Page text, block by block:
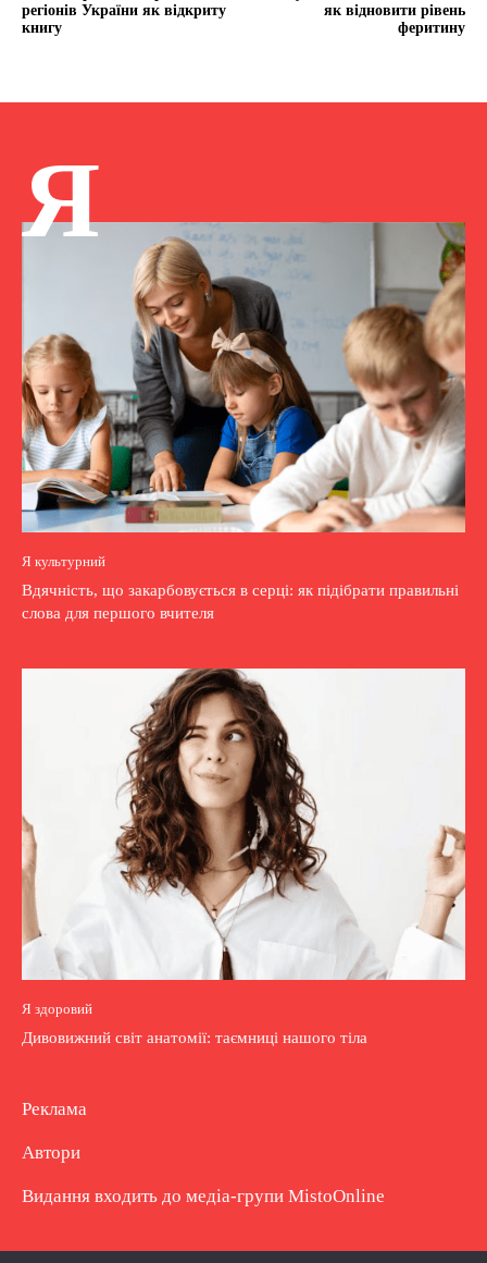
регіонів України як відкриту
книгу
як відновити рівень
феритину
Я
Я культурний
Вдячність, що закарбовується в серці: як підібрати правильні
слова для першого вчителя
Я здоровий
Дивовижний світ анатомії: таємниці нашого тіла
Реклама
Автори
Видання входить до медіа-групи MistoOnline